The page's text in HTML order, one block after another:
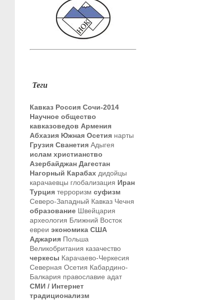
Теги
Кавказ Россия Сочи-2014
Научное общество
кавказоведов Армения
Абхазия Южная Осетия нарты
Грузия Сванетия Адыгея
ислам христианство
Азербайджан Дагестан
Нагорный Карабах дидойцы
карачаевцы глобализация Иран
Турция терроризм суфизм
Северо-Западный Кавказ Чечня
образование Швейцария
археология Ближний Восток
евреи экономика США
Аджария Польша
Великобритания казачество
черкесы Карачаево-Черкесия
Северная Осетия Кабардино-
Балкария православие адат
СМИ / Интернет
традиционализм